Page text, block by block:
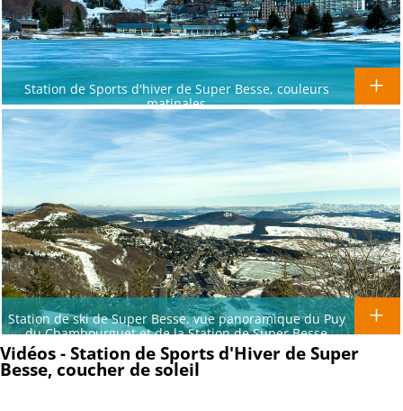
Station de Sports d'hiver de Super Besse, couleurs
matinales
Station de ski de Super Besse, vue panoramique du Puy
du Chambourguet et de la Station de Super Besse
Vidéos - Station de Sports d'Hiver de Super
Besse, coucher de soleil